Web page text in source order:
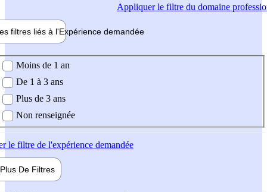
Appliquerle filtre du domaine
filtres liés à l'Expérience demandée
demandée
Moins de 1 an
De 1 à 3 ans
Plus de 3 ans
Non renseignée
le filtre de l'expérience demandée
Plus De Filtres